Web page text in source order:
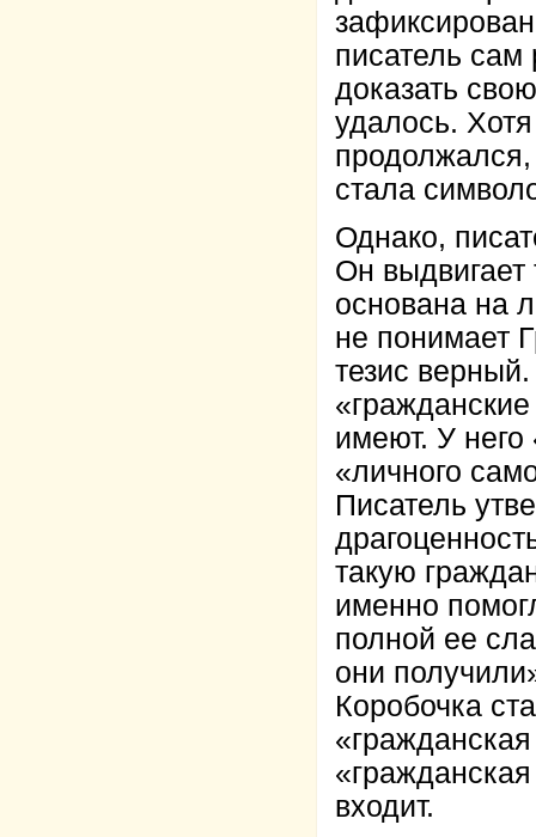
писатель сам
доказать
удалось.
стала
Однако,
Он выдвигает
основана на
не понимает
тезис
имеют. У
«личного
Писатель
такую
именно
полной ее
они
Коробочка
входит.